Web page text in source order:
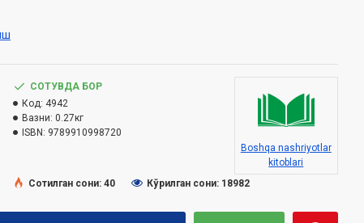
СОТУВДА БОР
Код: 4942
Вазни: 0.27кг
ISBN: 9789910998720
Boshqa nashriyotlar
kitoblari
Сотилган сони: 40
Кўрилган сони: 18982